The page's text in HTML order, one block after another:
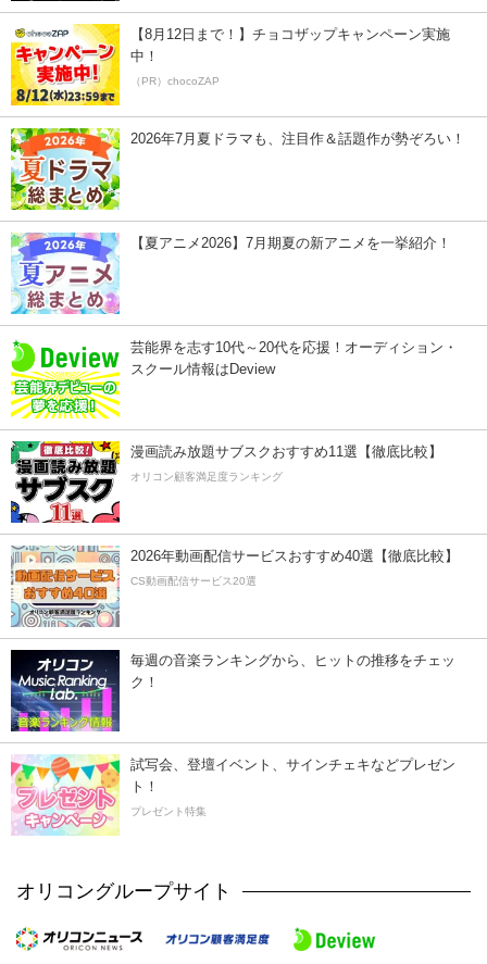
【8月12日まで！】チョコザップキャンペーン実施
中！
（PR）chocoZAP
2026年7月夏ドラマも、注目作＆話題作が勢ぞろい！
【夏アニメ2026】7月期夏の新アニメを一挙紹介！
芸能界を志す10代～20代を応援！オーディション・
スクール情報はDeview
漫画読み放題サブスクおすすめ11選【徹底比較】
オリコン顧客満足度ランキング
2026年動画配信サービスおすすめ40選【徹底比較】
CS動画配信サービス20選
毎週の音楽ランキングから、ヒットの推移をチェッ
ク！
試写会、登壇イベント、サインチェキなどプレゼン
ト！
プレゼント特集
オリコングループサイト